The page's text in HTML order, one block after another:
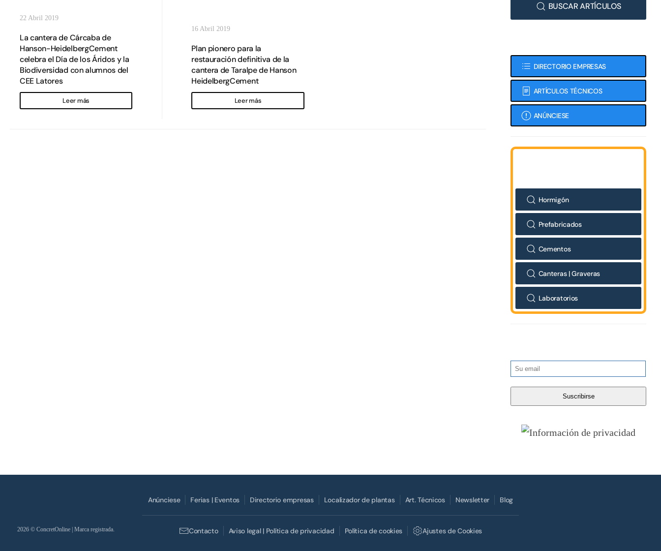
22 Abril 2019
La cantera de Cárcaba de
Hanson-HeidelbergCement
celebra el Día de los Áridos y la
Biodiversidad con alumnos del
CEE Latores
Leer más
16 Abril 2019
Plan pionero para la
restauración definitiva de la
cantera de Taralpe de Hanson
HeidelbergCement
Leer más
BUSCAR ARTÍCULOS
DIRECTORIO EMPRESAS
ARTÍCULOS TÉCNICOS
ANÚNCIESE
Hormigón
Prefabricados
Cementos
Canteras | Graveras
Laboratorios
2026 © ConcretOnline | Marca registrada.
Anúnciese Ferias | Eventos Directorio empresas Localizador de plantas Art. Técnicos Newsletter Blog
Contacto Aviso legal | Política de privacidad Política de cookies Ajustes de Cookies